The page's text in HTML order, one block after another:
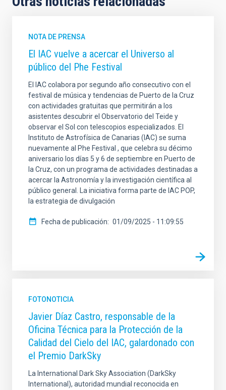
NOTA DE PRENSA
El IAC vuelve a acercar el Universo al
público del Phe Festival
El IAC colabora por segundo año consecutivo con el
festival de música y tendencias de Puerto de la Cruz
con actividades gratuitas que permitirán a los
asistentes descubrir el Observatorio del Teide y
observar el Sol con telescopios especializados. El
Instituto de Astrofísica de Canarias (IAC) se suma
nuevamente al Phe Festival , que celebra su décimo
aniversario los días 5 y 6 de septiembre en Puerto de
la Cruz, con un programa de actividades destinadas a
acercar la Astronomía y la investigación científica al
público general. La iniciativa forma parte de IAC POP,
la estrategia de divulgación
Fecha de publicación 01/09/2025 - 11:09:55
FOTONOTICIA
Javier Díaz Castro, responsable de la
Oficina Técnica para la Protección de la
Calidad del Cielo del IAC, galardonado con
el Premio DarkSky
La International Dark Sky Association (DarkSky
International), autoridad mundial reconocida en